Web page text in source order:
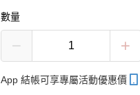
數量
App 結帳可享專屬活動優惠價